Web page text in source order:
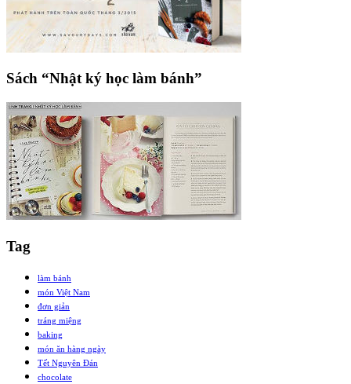
Sách “Nhật ký học làm bánh”
Tag
làm bánh
món Việt Nam
đơn giản
tráng miệng
baking
món ăn hàng ngày
Tết Nguyên Đán
chocolate